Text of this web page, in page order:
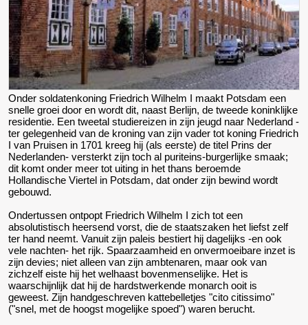
Onder soldatenkoning Friedrich Wilhelm I maakt Potsdam een
snelle groei door en wordt dit, naast Berlijn, de tweede koninklijke
residentie. Een tweetal studiereizen in zijn jeugd naar Nederland -
ter gelegenheid van de kroning van zijn vader tot koning Friedrich
I van Pruisen in 1701 kreeg hij (als eerste) de titel Prins der
Nederlanden- versterkt zijn toch al puriteins-burgerlijke smaak;
dit komt onder meer tot uiting in het thans beroemde
Hollandische Viertel in Potsdam, dat onder zijn bewind wordt
gebouwd.
Ondertussen ontpopt Friedrich Wilhelm I zich tot een
absolutistisch heersend vorst, die de staatszaken het liefst zelf
ter hand neemt. Vanuit zijn paleis bestiert hij dagelijks -en ook
vele nachten- het rijk. Spaarzaamheid en onvermoeibare inzet is
zijn devies; niet alleen van zijn ambtenaren, maar ook van
zichzelf eiste hij het welhaast bovenmenselijke. Het is
waarschijnlijk dat hij de hardstwerkende monarch ooit is
geweest. Zijn handgeschreven kattebelletjes "cito citissimo"
("snel, met de hoogst mogelijke spoed") waren berucht.